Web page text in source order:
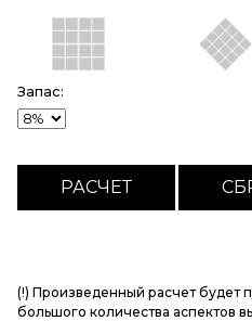
Запас:
(!) Произведенный расчет будет
большого количества аспектов